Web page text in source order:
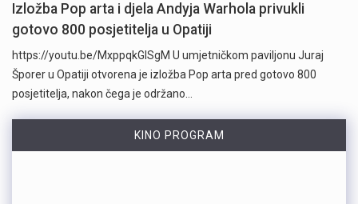
Izložba Pop arta i djela Andyja Warhola privukli
gotovo 800 posjetitelja u Opatiji
https://youtu.be/MxppqkGISgM U umjetničkom paviljonu Juraj
Šporer u Opatiji otvorena je izložba Pop arta pred gotovo 800
posjetitelja, nakon čega je održano…
KINO PROGRAM